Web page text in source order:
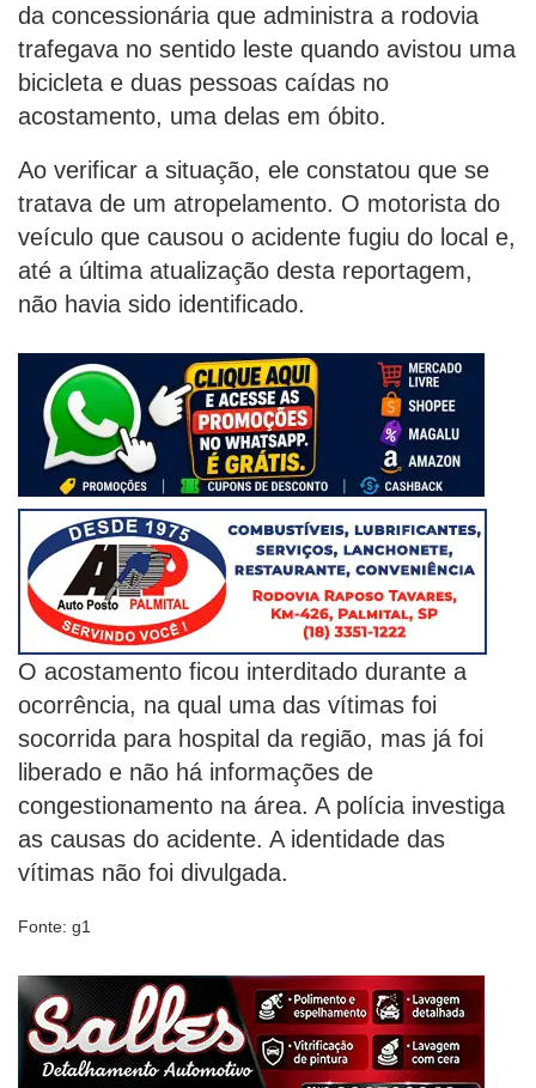
da concessionária que administra a rodovia
trafegava no sentido leste quando avistou uma
bicicleta e duas pessoas caídas no
acostamento, uma delas em óbito.
Ao verificar a situação, ele constatou que se
tratava de um atropelamento. O motorista do
veículo que causou o acidente fugiu do local e,
até a última atualização desta reportagem,
não havia sido identificado.
O acostamento ficou interditado durante a
ocorrência, na qual uma das vítimas foi
socorrida para hospital da região, mas já foi
liberado e não há informações de
congestionamento na área. A polícia investiga
as causas do acidente. A identidade das
vítimas não foi divulgada.
Fonte: g1